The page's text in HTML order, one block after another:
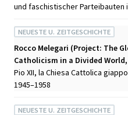
und faschistischer Parteibauten
NEUESTE U. ZEITGESCHICHTE
Rocco Melegari (Project: The
Catholicism in a Divided World,
Pio XII, la Chiesa Cattolica
1945–1958
NEUESTE U. ZEITGESCHICHTE